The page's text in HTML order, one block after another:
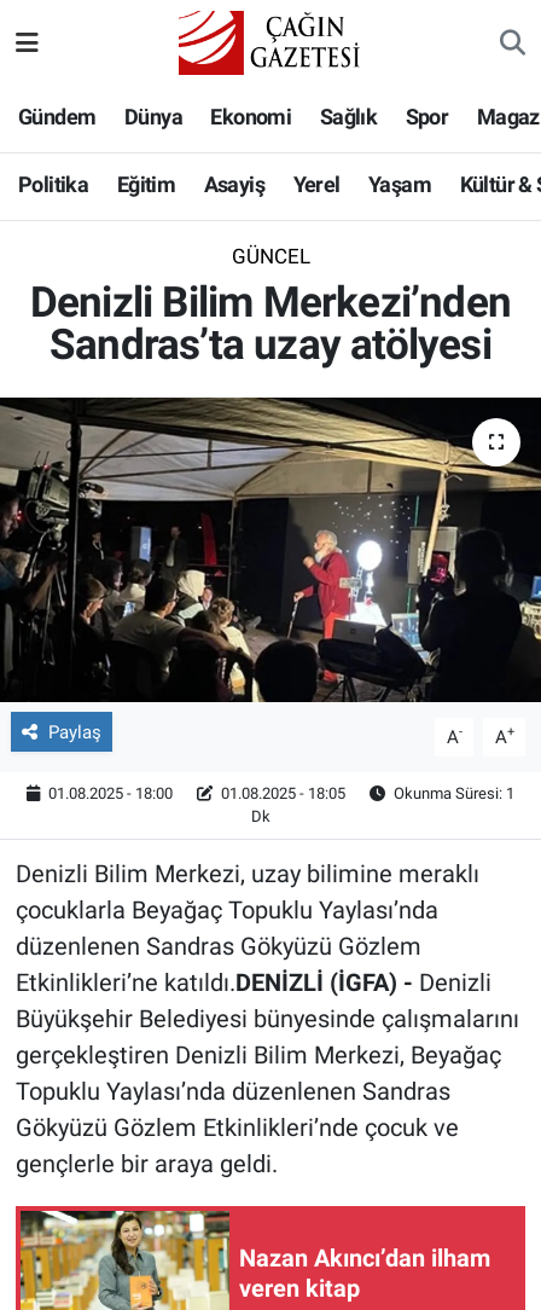
Gündem Dünya Ekonomi Sağlık Spor
Politika Eğitim Asayiş Yerel Yaşam Kültür &
GÜNCEL
Denizli Bilim Merkezi’nden
Sandras’ta uzay atölyesi
Paylaş A- A+
01.08.2025 - 18:00 01.08.2025 - 18:05
Okunma Süresi: 1
Dk
Denizli Bilim Merkezi, uzay bilimine meraklı
çocuklarla Beyağaç Topuklu Yaylası’nda
düzenlenen Sandras Gökyüzü Gözlem
Etkinlikleri’ne katıldı.DENİZLİ (İGFA) - Denizli
Büyükşehir Belediyesi bünyesinde çalışmalarını
gerçekleştiren Denizli Bilim Merkezi, Beyağaç
Topuklu Yaylası’nda düzenlenen Sandras
Gökyüzü Gözlem Etkinlikleri’nde çocuk ve
gençlerle bir araya geldi.
Nazan Akıncı’dan ilham
veren kitap
Eğitim
Asayiş
Yaşam
Kültür & Sanat
Bilim-Teknoloji
Köşe Yazıları
Röportaj
Video Galeri
Hava Durumu
Namaz Vakitleri
Süper Lig Puan Durumu ve Fikstür
Tüm Manşetler
Son Dakika Haberleri
Haber Arşivi